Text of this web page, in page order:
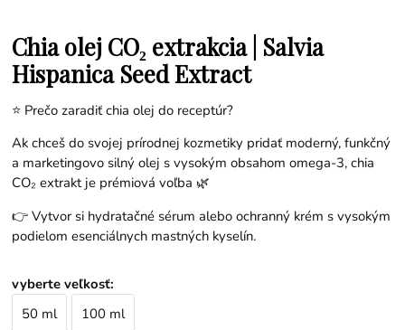
Chia olej CO₂ extrakcia | Salvia
Hispanica Seed Extract
⭐ Prečo zaradiť chia olej do receptúr?
Ak chceš do svojej prírodnej kozmetiky pridať moderný, funkčný
a marketingovo silný olej s vysokým obsahom omega-3, chia
CO₂ extrakt je prémiová voľba 🌿
👉 Vytvor si hydratačné sérum alebo ochranný krém s vysokým
podielom esenciálnych mastných kyselín.
vyberte veľkosť:
50 ml
100 ml